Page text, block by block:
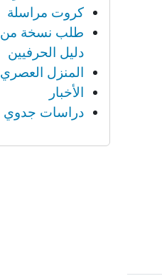
كروت مراسلة
طلب نسخة من
دليل الحرفيين
المنزل العصري
الأخبار
دراسات جدوي